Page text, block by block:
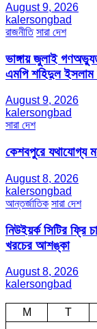
August 9, 2026
kalersongbad
রাজনীতি সারা দেশ
ভাঙ্গায় জুলাই
এমপি শহিদুল ইসলাম
August 9, 2026
kalersongbad
সারা দেশ
কেশবপুরে যথাযোগ্য
August 8, 2026
kalersongbad
আন্তর্জাতিক সারা দেশ
নিউইয়র্ক সিটির ফ্রি
খরচের আশঙ্কা
August 8, 2026
kalersongbad
M
T